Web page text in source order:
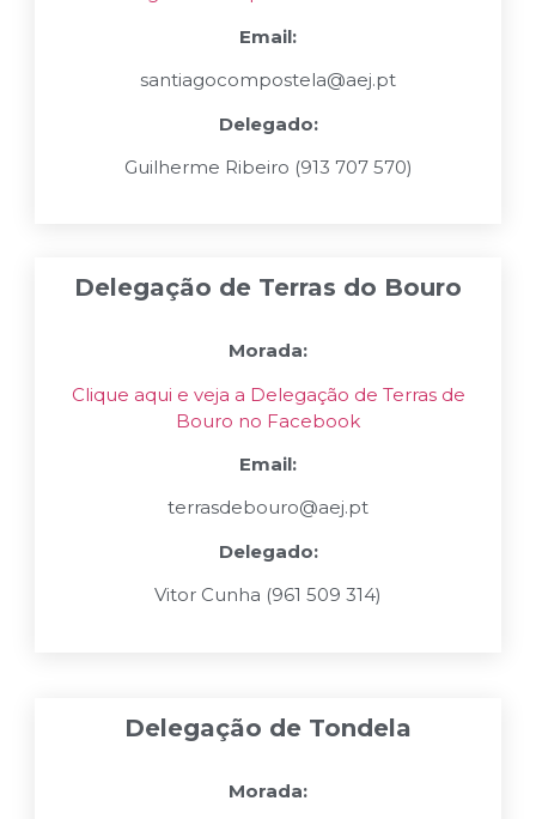
Email:
santiagocompostela@aej.pt
Delegado:
Guilherme Ribeiro (913 707 570)
Delegação de Terras do Bouro
Morada:
Clique aqui e veja a Delegação de Terras de
Bouro no Facebook
Email:
terrasdebouro@aej.pt
Delegado:
Vitor Cunha (961 509 314)
Delegação de Tondela
Morada: